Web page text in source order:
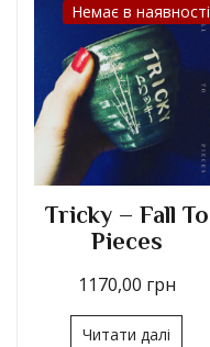
Немає в наявності
Tricky – Fall To
Pieces
1170,00 грн
Читати далі